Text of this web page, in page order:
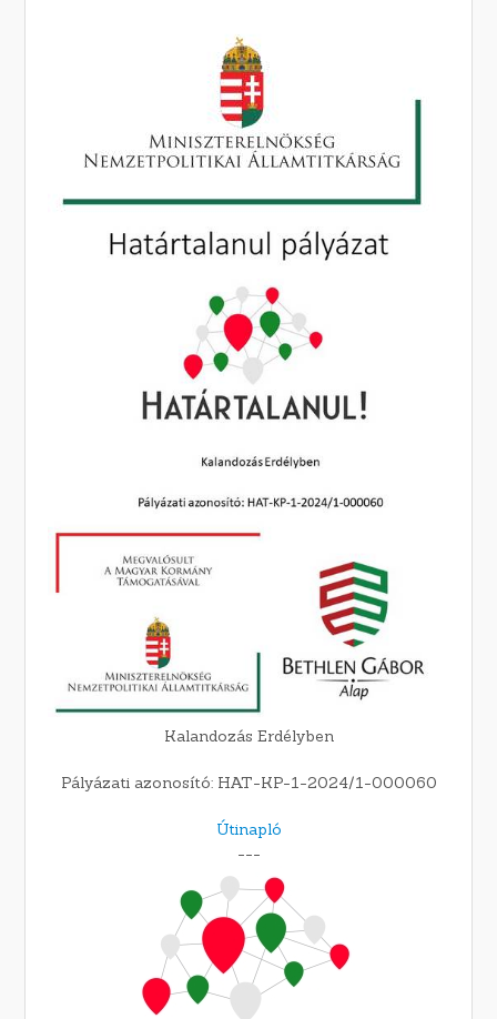
Kalandozás Erdélyben
Pályázati azonosító: HAT-KP-1-2024/1-000060
Útinapló
---